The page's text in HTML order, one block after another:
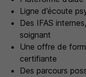
Ligne d’écoute
Des IFAS
soignant
Une offre de
certifiante
Des parcours